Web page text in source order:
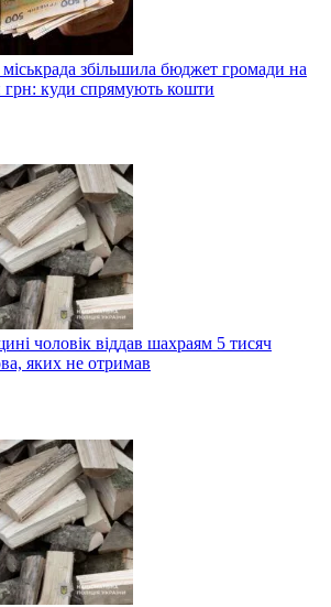
міськрада збільшила бюджет громади на
куди спрямують кошти
чоловік віддав шахраям 5 тисяч
яких не отримав